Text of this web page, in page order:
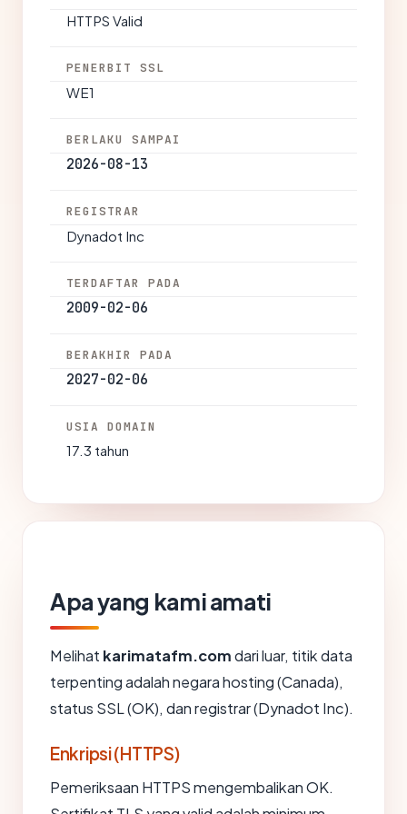
HTTPS Valid
PENERBIT SSL
WE1
BERLAKU SAMPAI
2026-08-13
REGISTRAR
Dynadot Inc
TERDAFTAR PADA
2009-02-06
BERAKHIR PADA
2027-02-06
USIA DOMAIN
17.3 tahun
Apa yang kami amati
Melihat karimatafm.comdari luar, titik data
terpenting adalah negara hosting (Canada),
status SSL (OK), dan registrar (Dynadot Inc).
Enkripsi (HTTPS)
Pemeriksaan HTTPS mengembalikan OK.